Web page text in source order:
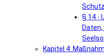
§ 14 -
Kapitel 4: